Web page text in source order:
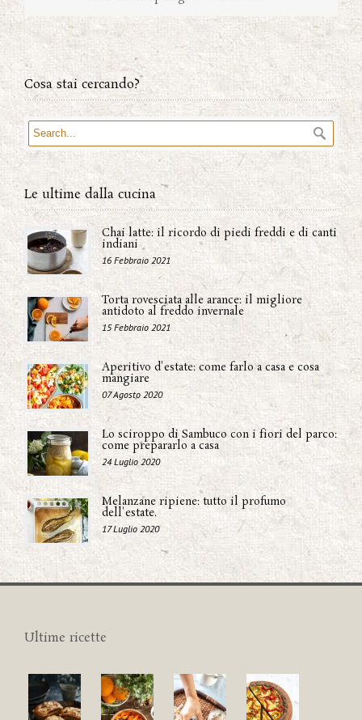
Cosa stai cercando?
Le ultime dalla cucina
Chai latte: il ricordo di piedi freddi e di canti
indiani
16 Febbraio 2021
Torta rovesciata alle arance: il migliore
antidoto al freddo invernale
15 Febbraio 2021
Aperitivo d'estate: come farlo a casa e cosa
mangiare
07 Agosto 2020
Lo sciroppo di Sambuco con i fiori del parco:
come prepararlo a casa
24 Luglio 2020
Melanzane ripiene: tutto il profumo
dell'estate.
17 Luglio 2020
Ultime ricette